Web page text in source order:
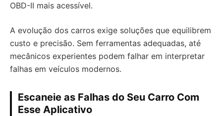
OBD-II mais acessível.
A evolução dos carros exige soluções que equilibrem
custo e precisão. Sem ferramentas adequadas, até
mecânicos experientes podem falhar em interpretar
falhas em veículos modernos.
Escaneie as Falhas do Seu Carro Com
Esse Aplicativo